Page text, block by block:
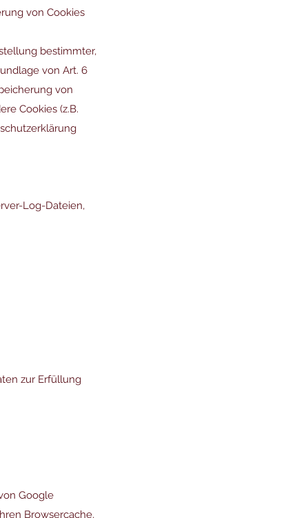
von Cookies
bestimmter,
von Art. 6
von
Cookies (z.B.
Log-Dateien,
zur Erfüllung
Google
Browsercache,